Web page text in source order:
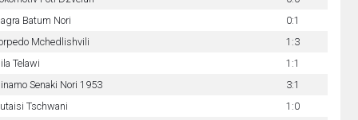
Batum Nori
0:1
Mchedlishvili
1:3
Telawi
1:1
Senaki Nori 1953
3:1
Tschwani
1:0